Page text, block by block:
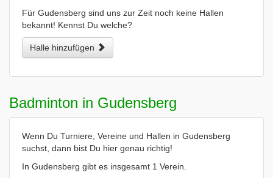
Für Gudensberg sind uns zur Zeit noch keine Hallen
bekannt! Kennst Du welche?
Halle hinzufügen
Badminton in Gudensberg
Wenn Du Turniere, Vereine und Hallen in Gudensberg
suchst, dann bist Du hier genau richtig!
In Gudensberg gibt es insgesamt 1 Verein.